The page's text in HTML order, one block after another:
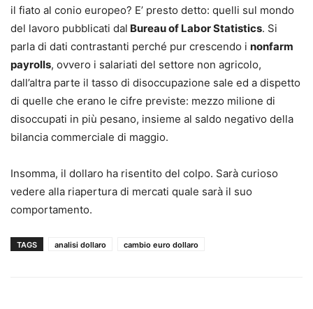
il fiato al conio europeo? E’ presto detto: quelli sul mondo
del lavoro pubblicati dal Bureau of Labor Statistics. Si
parla di dati contrastanti perché pur crescendo i nonfarm
payrolls, ovvero i salariati del settore non agricolo,
dall’altra parte il tasso di disoccupazione sale ed a dispetto
di quelle che erano le cifre previste: mezzo milione di
disoccupati in più pesano, insieme al saldo negativo della
bilancia commerciale di maggio.
Insomma, il dollaro ha risentito del colpo. Sarà curioso
vedere alla riapertura di mercati quale sarà il suo
comportamento.
TAGS analisi dollaro cambio euro dollaro